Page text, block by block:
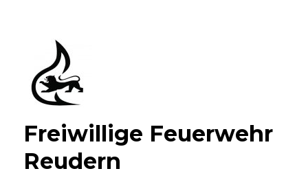
Freiwillige Feuerwehr
Reudern